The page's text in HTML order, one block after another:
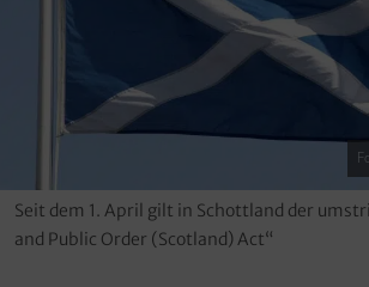
Seit dem 1. April gilt in Schottland der
and Public Order (Scotland) Act“